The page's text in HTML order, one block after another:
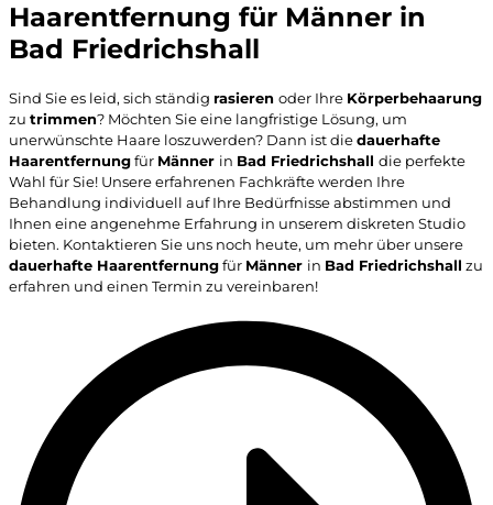
Haarentfernung für Männer in
Bad Friedrichshall
Sind Sie es leid, sich ständig rasieren oder Ihre Körperbehaarung
zu trimmen? Möchten Sie eine langfristige Lösung, um
unerwünschte Haare loszuwerden? Dann ist diedauerhafte
Haarentfernungfür Männer in Bad Friedrichshall die perfekte
Wahl für Sie! Unsere erfahrenen Fachkräfte werden Ihre
Behandlung individuell auf Ihre Bedürfnisse abstimmen und
Ihnen eine angenehme Erfahrung in unserem diskreten Studio
bieten. Kontaktieren Sie uns noch heute, um mehr über unsere
dauerhafte Haarentfernungfür Männer in Bad Friedrichshall zu
erfahren und einen Termin zu vereinbaren!